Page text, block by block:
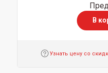
В
Узнать цену со